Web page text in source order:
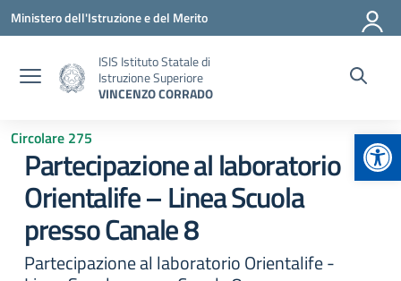
Vai ai contenuti
Vai al menu di navigazione
Vai al footer
Ministero dell'Istruzione e del Merito
ISIS Istituto Statale di
Istruzione Superiore
VINCENZO CORRADO
Circolare 275
Partecipazione al laboratorio
Orientalife – Linea Scuola
presso Canale 8
Partecipazione al laboratorio Orientalife -